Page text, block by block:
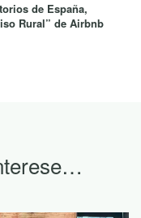
de España,
Rural” de Airbnb